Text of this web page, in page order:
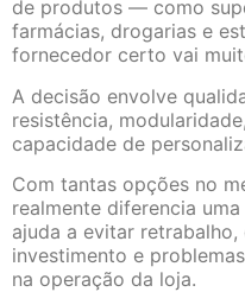
de produtos — como
farmácias, drogarias e
fornecedor certo vai
A decisão envolve
resistência,
capacidade de
Com tantas opções no
realmente diferencia
ajuda a evitar
investimento e
na operação da loja.